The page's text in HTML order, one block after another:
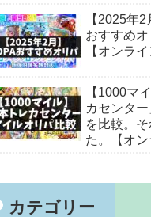
【2025年
おすすめオ
【オンラ
【1000マ
カセンタ
を比較。
た。【オン
カテゴリー